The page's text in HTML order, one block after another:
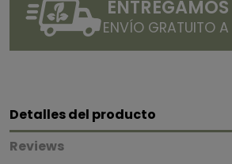
ENVÍO GRATUITO
Detalles del producto
Reviews